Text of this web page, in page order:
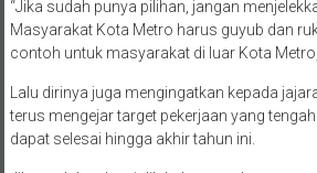
“Jika sudah punya pilihan, jangan
Masyarakat Kota Metro harus guyub dan
contoh untuk masyarakat di luar Kota
Lalu dirinya juga mengingatkan kepada
terus mengejar target pekerjaan yang
dapat selesai hingga akhir tahun ini.